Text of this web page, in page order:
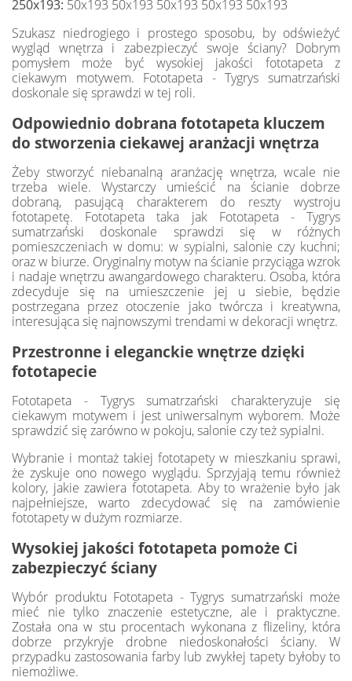
250x193: 50x193 50x193 50x193 50x193 50x193
Szukasz niedrogiego i prostego sposobu, by odświeżyć
wygląd wnętrza i zabezpieczyć swoje ściany? Dobrym
pomysłem może być wysokiej jakości fototapeta z
ciekawym motywem. Fototapeta - Tygrys sumatrzański
doskonale się sprawdzi w tej roli.
Odpowiednio dobrana fototapeta kluczem
do stworzenia ciekawej aranżacji wnętrza
Żeby stworzyć niebanalną aranżację wnętrza, wcale nie
trzeba wiele. Wystarczy umieścić na ścianie dobrze
dobraną, pasującą charakterem do reszty wystroju
fototapetę. Fototapeta taka jak Fototapeta - Tygrys
sumatrzański doskonale sprawdzi się w różnych
pomieszczeniach w domu: w sypialni, salonie czy kuchni;
oraz w biurze. Oryginalny motyw na ścianie przyciąga wzrok
i nadaje wnętrzu awangardowego charakteru. Osoba, która
zdecyduje się na umieszczenie jej u siebie, będzie
postrzegana przez otoczenie jako twórcza i kreatywna,
interesująca się najnowszymi trendami w dekoracji wnętrz.
Przestronne i eleganckie wnętrze dzięki
fototapecie
Fototapeta - Tygrys sumatrzański charakteryzuje się
ciekawym motywem i jest uniwersalnym wyborem. Może
sprawdzić się zarówno w pokoju, salonie czy też sypialni.
Wybranie i montaż takiej fototapety w mieszkaniu sprawi,
że zyskuje ono nowego wyglądu. Sprzyjają temu również
kolory, jakie zawiera fototapeta. Aby to wrażenie było jak
najpełniejsze, warto zdecydować się na zamówienie
fototapety w dużym rozmiarze.
Wysokiej jakości fototapeta pomoże Ci
zabezpieczyć ściany
Wybór produktu Fototapeta - Tygrys sumatrzański może
mieć nie tylko znaczenie estetyczne, ale i praktyczne.
Została ona w stu procentach wykonana z flizeliny, która
dobrze przykryje drobne niedoskonałości ściany. W
przypadku zastosowania farby lub zwykłej tapety byłoby to
niemożliwe.